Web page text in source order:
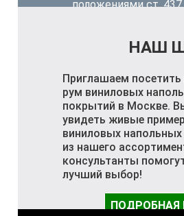
положениями ст.
НАШ
Приглашаем
рум виниловых
покрытий в Москве.
увидеть живые
виниловых
из нашего
консультанты
лучший выбор!